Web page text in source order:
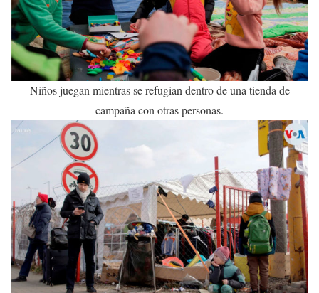
Niños juegan mientras se refugian dentro de una tienda de
campaña con otras personas.